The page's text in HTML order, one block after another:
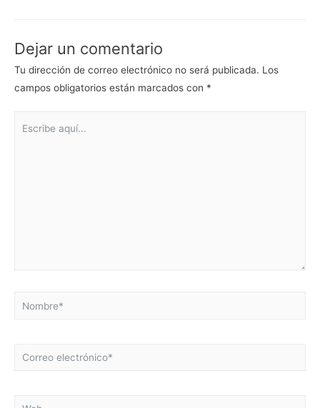
Dejar un comentario
Tu dirección de correo electrónico no será publicada. Los
campos obligatorios están marcados con *
Nombre*
Correo
Web